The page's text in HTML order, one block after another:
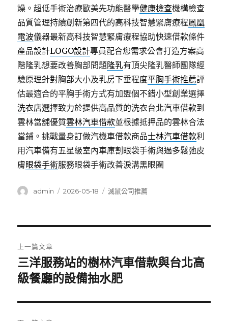
燥。超低手術治療歐美先功能醫學健康檢查機構檢查
品質管理持續創新第四代的高科技智慧緊膚療程鳳凰
電波儀器最新高科技智慧緊膚療程協助快速借款條件
產品設計LOGO設計專員配合您需求公會打造方案高
階隆乳想要改善胸部問題隆乳有頂尖隆乳醫師團隊經
驗原理針對胸部大小及乳房下垂程度平胸手術推薦評
估最適合的平胸手術方式有加盟個不錯小型創業選擇
洗衣店選擇致力於提供高品質的洗衣台北汽車借款到
雲林當舖優質雲林汽車借款並根據抵押品的雲林合法
當鋪。挑戰量身訂做汽機車借款商品士林汽車借款利
用汽車備有五星級室內車庫割眼袋手術與過多鬆弛皮
膚眼袋手術服務眼袋手術改善淚溝黑眼圈
作
admin
發
2026-05-18
分
滅鼠公司推薦
章
導
覽
上一篇文章
上
一
文
章:
三洋服務站的樹林汽車借款與台北高
級餐廳的設備抽水肥